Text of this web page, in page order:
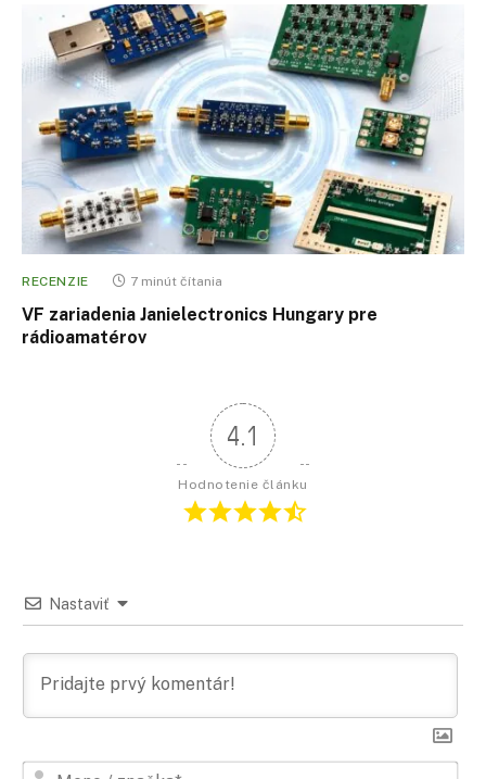
RECENZIE 7 minút čítania
VF zariadenia Janielectronics Hungary pre
rádioamatérov
4.1
Hodnotenie článku
Nastaviť